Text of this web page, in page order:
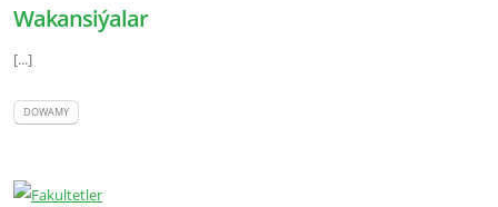
Wakansiýalar
[...]
DOWAMY